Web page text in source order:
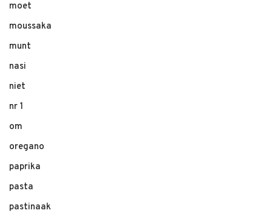
moet
moussaka
munt
nasi
niet
nr 1
om
oregano
paprika
pasta
pastinaak